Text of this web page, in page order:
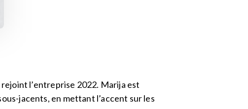
l’entreprise 2022. Marija est
jacents, en mettant l’accent sur les